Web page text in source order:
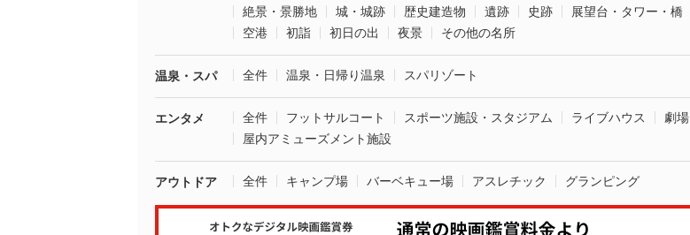
絶景・景勝地
城・城跡 歴史建造物 遺跡 史跡
展望台・タワー・橋
空港
初詣 初日の出 夜景 その他の名所
温泉・スパ 全件 温泉・日帰り温泉 スパリゾート
エンタメ 全件 フットサルコート スポーツ施設・スタジアム ライブハウス
劇場
屋内アミューズメント施設
アウトドア 全件 キャンプ場 バーベキュー場 アスレチック グランピング